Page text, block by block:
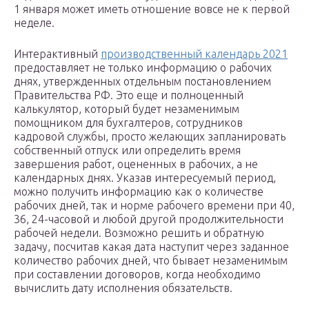
1 января может иметь отношение вовсе не к первой
неделе.
Интерактивный производственный календарь 2021
предоставляет не только информацию о рабочих
днях, утвержденных отдельным постановлением
Правительства РФ. Это еще и полноценный
калькулятор, который будет незаменимым
помощником для бухгалтеров, сотрудников
кадровой службы, просто желающих запланировать
собственный отпуск или определить время
завершения работ, оцененных в рабочих, а не
календарных днях. Указав интересуемый период,
можно получить информацию как о количестве
рабочих дней, так и норме рабочего времени при 40,
36, 24-часовой и любой другой продолжительности
рабочей недели. Возможно решить и обратную
задачу, посчитав какая дата наступит через заданное
количество рабочих дней, что бывает незаменимым
при составлении договоров, когда необходимо
вычислить дату исполнения обязательств.